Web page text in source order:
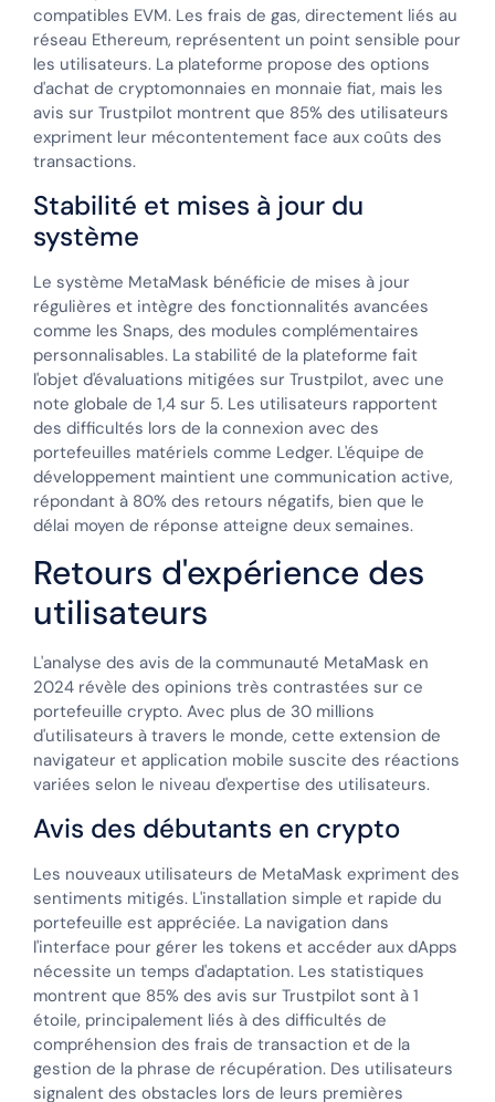
compatibles EVM. Les frais de gas, directement liés au
réseau Ethereum, représentent un point sensible pour
les utilisateurs. La plateforme propose des options
d'achat de cryptomonnaies en monnaie fiat, mais les
avis sur Trustpilot montrent que 85% des utilisateurs
expriment leur mécontentement face aux coûts des
transactions.
Stabilité et mises à jour du
système
Le système MetaMask bénéficie de mises à jour
régulières et intègre des fonctionnalités avancées
comme les Snaps, des modules complémentaires
personnalisables. La stabilité de la plateforme fait
l'objet d'évaluations mitigées sur Trustpilot, avec une
note globale de 1,4 sur 5. Les utilisateurs rapportent
des difficultés lors de la connexion avec des
portefeuilles matériels comme Ledger. L'équipe de
développement maintient une communication active,
répondant à 80% des retours négatifs, bien que le
délai moyen de réponse atteigne deux semaines.
Retours d'expérience des
utilisateurs
L'analyse des avis de la communauté MetaMask en
2024 révèle des opinions très contrastées sur ce
portefeuille crypto. Avec plus de 30 millions
d'utilisateurs à travers le monde, cette extension de
navigateur et application mobile suscite des réactions
variées selon le niveau d'expertise des utilisateurs.
Avis des débutants en crypto
Les nouveaux utilisateurs de MetaMask expriment des
sentiments mitigés. L'installation simple et rapide du
portefeuille est appréciée. La navigation dans
l'interface pour gérer les tokens et accéder aux dApps
nécessite un temps d'adaptation. Les statistiques
montrent que 85% des avis sur Trustpilot sont à 1
étoile, principalement liés à des difficultés de
compréhension des frais de transaction et de la
gestion de la phrase de récupération. Des utilisateurs
signalent des obstacles lors de leurs premières